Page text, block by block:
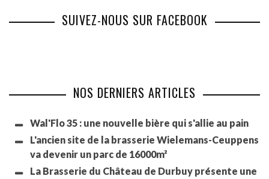
SUIVEZ-NOUS SUR FACEBOOK
NOS DERNIERS ARTICLES
Wal'Flo 35 : une nouvelle bière qui s'allie au pain
L'ancien site de la brasserie Wielemans-Ceuppens
va devenir un parc de 16000m²
La Brasserie du Château de Durbuy présente une